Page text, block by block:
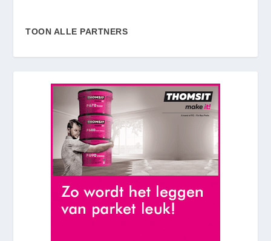
TOON ALLE PARTNERS